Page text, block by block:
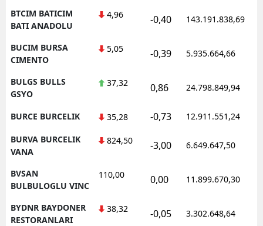
BTCIM BATICIM
BATI ANADOLU
4,96 -0,40 143.191.838,69
BUCIM BURSA
CIMENTO
5,05 -0,39 5.935.664,66
BULGS BULLS
GSYO
37,32 0,86 24.798.849,94
BURCE BURCELIK 35,28 -0,73 12.911.551,24
BURVA BURCELIK
VANA
824,50 -3,00 6.649.647,50
BVSAN
BULBULOGLU VINC
110,00 0,00 11.899.670,30
BYDNR BAYDONER
RESTORANLARI
38,32 -0,05 3.302.648,64